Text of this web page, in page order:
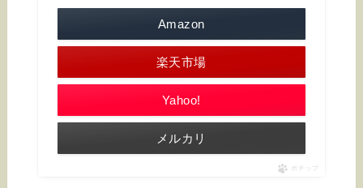
Amazon
楽天市場
Yahoo!
メルカリ
ポチップ